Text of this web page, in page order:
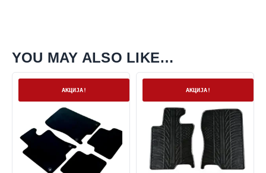
YOU MAY ALSO LIKE…
АКЦИЈА! АКЦИЈА!